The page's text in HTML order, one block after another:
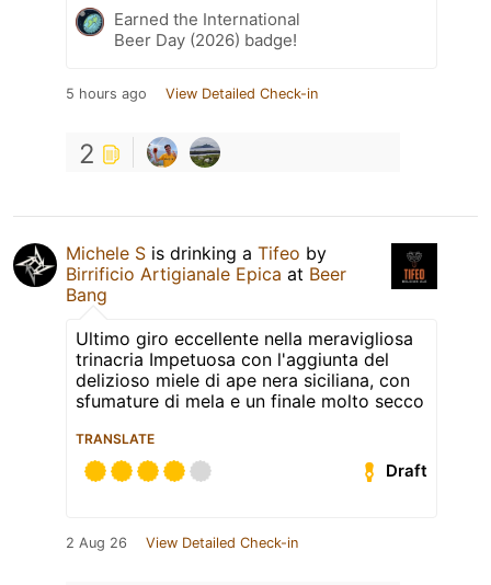
Earned the International
Beer Day (2026) badge!
5 hours ago View Detailed Check-in
2
Michele S is drinking a Tifeo by
Birrificio Artigianale Epica at Beer
Bang
Ultimo giro eccellente nella meravigliosa
trinacria Impetuosa con l'aggiunta del
delizioso miele di ape nera siciliana, con
sfumature di mela e un finale molto secco
TRANSLATE
Draft
2 Aug 26 View Detailed Check-in